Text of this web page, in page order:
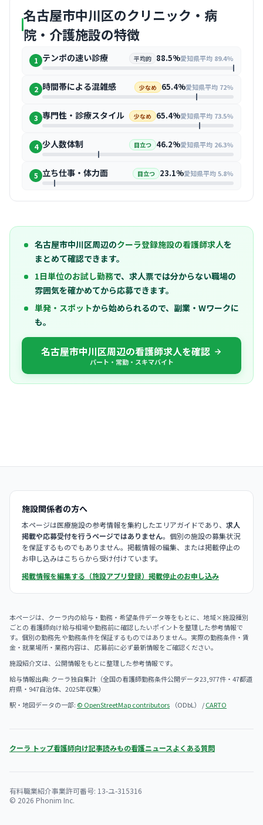
名古屋市中川区のクリニック・病
院・介護施設の特徴
1 テンポの速い診療 平均的 88.5%愛知県平均 89.4%
2 時間帯による混雑感 少なめ 65.4%愛知県平均 72%
3 専門性・診療スタイル 少なめ 65.4%愛知県平均 73.5%
4 少人数体制 目立つ 46.2%愛知県平均 26.3%
5 立ち仕事・体力面 目立つ 23.1%愛知県平均 5.8%
名古屋市中川区周辺のクーラ登録施設の看護師求人を
まとめて確認できます。
1日単位のお試し勤務で、求人票では分からない職場の
雰囲気を確かめてから応募できます。
単発・スポットから始められるので、副業・Wワークに
も。
名古屋市中川区周辺の看護師求人を確認
パート・常勤・スキマバイト
施設関係者の方へ
本ページは医療施設の参考情報を集約したエリアガイドであり、 求人
掲載や応募受付を行うページではありません。個別の施設の募集状況
を保証するものでもありません。掲載情報の編集、または掲載停止の
お申し込みはこちらから受け付けています。
掲載情報を編集する（施設アプリ登録） 掲載停止のお申し込み
本ページは、クーラ内の給与・勤務・希望条件データ等をもとに、地域×施設種別
ごとの 看護師向け給与相場や勤務前に確認したいポイントを整理した参考情報で
す。個別の勤務先 や勤務条件を保証するものではありません。実際の勤務条件・賃
金・就業場所・業務内容は、 応募前に必ず最新情報をご確認ください。
施設紹介文は、公開情報をもとに整理した参考情報です。
給与情報出典: クーラ独自集計（全国の看護師勤務条件公開データ23,977件・47都道
府県・947自治体、2025年収集）
駅・地図データの一部: © OpenStreetMap contributors （ODbL） /CARTO
クーラ トップ看護師向け記事読みもの看護ニュースよくある質問
有料職業紹介事業許可番号: 13-ユ-315316
© 2026 Phonim Inc.